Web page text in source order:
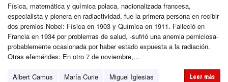
Física, matemática y química polaca, nacionalizada francesa,
especialista y pionera en radiactividad, fue la primera persona en recibir
dos premios Nobel: Física en 1903 y Química en 1911. Falleció en
Francia en 1934 por problemas de salud, -sufrió una anemia perniciosa-
probablemente ocasionada por haber estado expuesta a la radiación.
Otras efemérides: En otro 7 de noviembre,...
Albert Camus María Curie
Miguel Iglesias
Leer más